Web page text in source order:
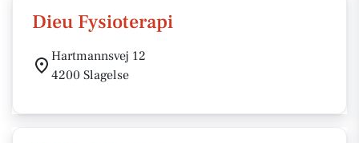
Dieu Fysioterapi
Hartmannsvej 12
4200 Slagelse